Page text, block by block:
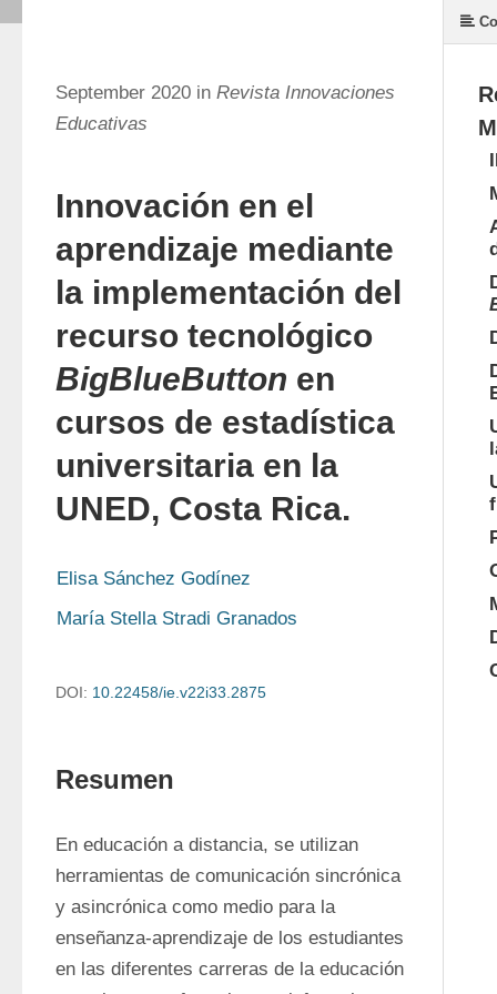
September 2020 in Revista Innovaciones
Educativas
Innovación en el
aprendizaje mediante
la implementación del
recurso tecnológico
BigBlueButton en
cursos de estadística
universitaria en la
UNED, Costa Rica.
Elisa Sánchez Godínez
María Stella Stradi Granados
DOI: 10.22458/ie.v22i33.2875
Resumen
En educación a distancia, se utilizan
herramientas de comunicación sincrónica
y asincrónica como medio para la
enseñanza-aprendizaje de los estudiantes
en las diferentes carreras de la educación